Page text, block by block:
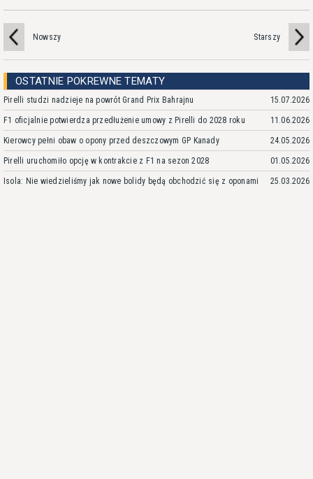
Nowszy Starszy
OSTATNIE POKREWNE TEMATY
Pirelli studzi nadzieje na powrót Grand Prix Bahrajnu 15.07.2026
F1 oficjalnie potwierdza przedłużenie umowy z Pirelli do 2028 roku 11.06.2026
Kierowcy pełni obaw o opony przed deszczowym GP Kanady 24.05.2026
Pirelli uruchomiło opcję w kontrakcie z F1 na sezon 2028 01.05.2026
Isola: Nie wiedzieliśmy jak nowe bolidy będą obchodzić się z oponami 25.03.2026